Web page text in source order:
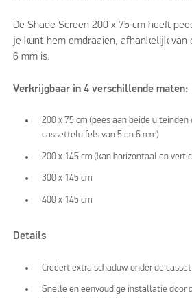
De Shade Screen 200 x 75 cm heeft
je kunt hem omdraaien, afhankelijk
6 mm is.
Verkrijgbaar in 4 verschillende maten:
200 x 75 cm (pees aan beide uiteinden
cassetteluifels van 5 en 6 mm)
200 x 145 cm (kan horizontaal en
300 x 145 cm
400 x 145 cm
Details
Creëert extra schaduw onder de
Snelle en eenvoudige installatie door